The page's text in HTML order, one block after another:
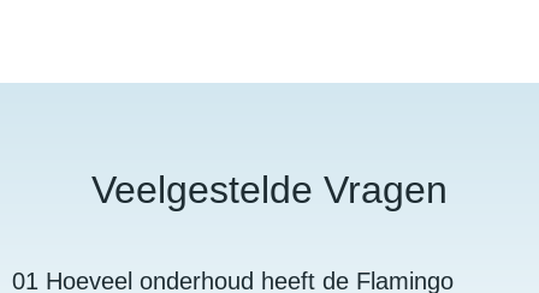
Veelgestelde Vragen
01 Hoeveel onderhoud heeft de Flamingo